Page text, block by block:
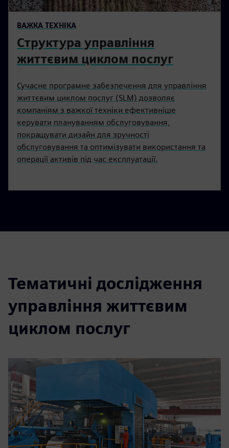
ВАЖКА ТЕХНІКА
Структура управління
життєвим циклом послуг
Сучасне програмне забезпечення для управління
життєвим циклом послуг (SLM) дозволяє
компаніям з важкої техніки ефективніше
керувати плануванням обслуговування,
покращувати дизайн для зручності
обслуговування та оптимізувати використання та
операції активів під час експлуатації.
Тематичні дослідження
управління життєвим
циклом послуг